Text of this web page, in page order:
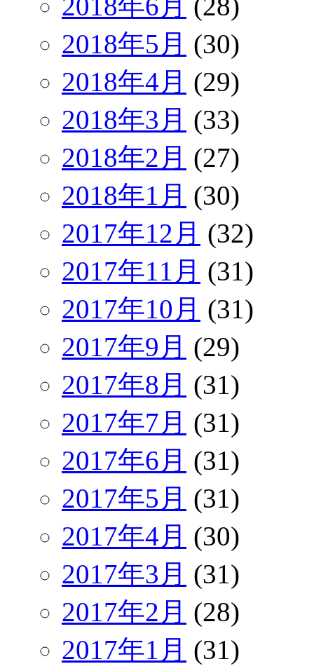
2018年5月 (30)
2018年4月 (29)
2018年3月 (33)
2018年2月 (27)
2018年1月 (30)
2017年12月 (32)
2017年11月 (31)
2017年10月 (31)
2017年9月 (29)
2017年8月 (31)
2017年7月 (31)
2017年6月 (31)
2017年5月 (31)
2017年4月 (30)
2017年3月 (31)
2017年2月 (28)
2017年1月 (31)